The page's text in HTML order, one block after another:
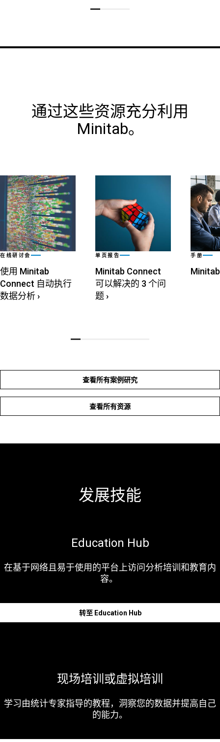
通过这些资源充分利用
Minitab。
在线研讨会
使用 Minitab
Connect 自动执行
数据分析 ›
单页报告
Minitab Connect
可以解决的 3 个问
题 ›
手册
查看所有案例研究
查看所有资源
发展技能
Education Hub
在基于网络且易于使用的平台上访问分析培训和教育内
容。
转至 Education Hub
现场培训或虚拟培训
学习由统计专家指导的教程，洞察您的数据并提高自己
的能力。